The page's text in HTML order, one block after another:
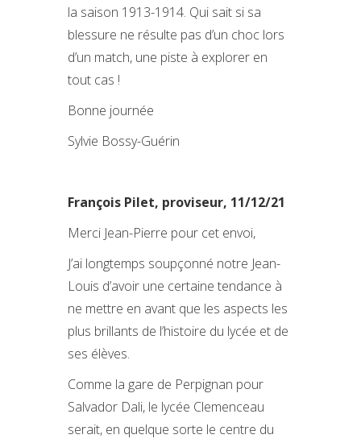
la saison 1913-1914. Qui sait si sa
blessure ne résulte pas d’un choc lors
d’un match, une piste à explorer en
tout cas !
Bonne journée
Sylvie Bossy-Guérin
François Pilet, proviseur, 11/12/21
Merci Jean-Pierre pour cet envoi,
J’ai longtemps soupçonné notre Jean-
Louis d’avoir une certaine tendance à
ne mettre en avant que les aspects les
plus brillants de l’histoire du lycée et de
ses élèves.
Comme la gare de Perpignan pour
Salvador Dali, le lycée Clemenceau
serait, en quelque sorte le centre du